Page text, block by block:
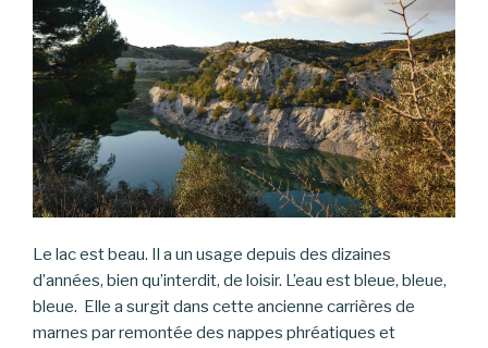
Le lac est beau. Il a un usage depuis des dizaines
d’années, bien qu’interdit, de loisir. L’eau est bleue, bleue,
bleue. Elle a surgit dans cette ancienne carrières de
marnes par remontée des nappes phréatiques et